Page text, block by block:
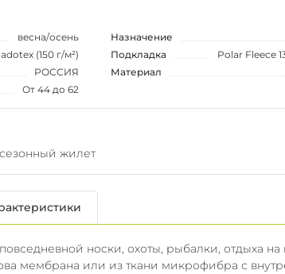
весна/осень Назначение
(150 г/м²) Подкладка
Polar Fleece
РОССИЯ Материал
От 44 до 62
жилет
носки, охоты, рыбалки, отдыха
мембрана или из ткани микрофибра с